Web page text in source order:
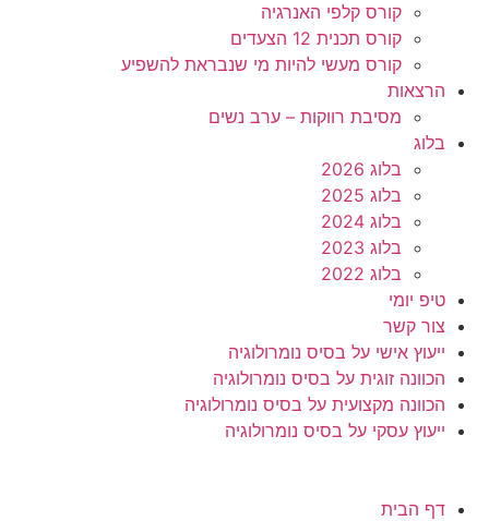
קורס קלפי האנרגיה
קורס תכנית 12 הצעדים
קורס מעשי להיות מי שנבראת להשפיע
הרצאות
מסיבת רווקות – ערב נשים
בלוג
בלוג 2026
בלוג 2025
בלוג 2024
בלוג 2023
בלוג 2022
טיפ יומי
צור קשר
ייעוץ אישי על בסיס נומרולוגיה
הכוונה זוגית על בסיס נומרולוגיה
הכוונה מקצועית על בסיס נומרולוגיה
ייעוץ עסקי על בסיס נומרולוגיה
דף הבית